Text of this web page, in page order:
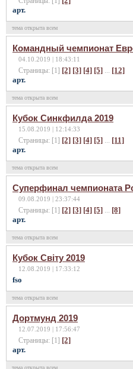
арт.
тема открыта всем
Командный чемпионат
04.10.2019 | 18:43:11
Страницы: [1] [2] [3] [4] [5] ... [12]
арт.
тема открыта всем
Кубок Синкфилда 2019
15.08.2019 | 12:14:33
Страницы: [1] [2] [3] [4] [5] ... [11]
арт.
тема открыта всем
Суперфинал чемпионата
09.08.2019 | 23:37:44
Страницы: [1] [2] [3] [4] [5] ... [8]
арт.
тема открыта всем
Кубок Світу 2019
12.08.2019 | 17:33:12
fso
тема открыта всем
Дортмунд 2019
12.07.2019 | 17:56:47
Страницы: [1] [2]
арт.
тема открыта всем